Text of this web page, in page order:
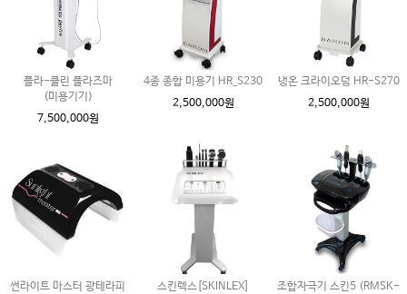
플라-클린 플라즈마
(미용기기)
7,500,000원
4종 종합 미용기 HR_S230
2,500,000원
냉온 크라이오덤 HR-S270
2,500,000원
썬라이트 마스터 광테라피
스킨렉스[SKINLEX]
조합자극기 스킨5 (RMSK-